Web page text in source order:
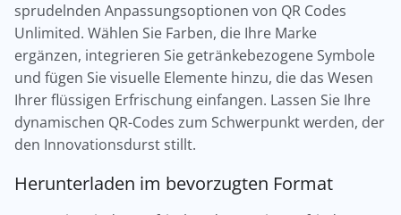
sprudelnden Anpassungsoptionen von QR Codes
Unlimited. Wählen Sie Farben, die Ihre Marke
ergänzen, integrieren Sie getränkebezogene Symbole
und fügen Sie visuelle Elemente hinzu, die das Wesen
Ihrer flüssigen Erfrischung einfangen. Lassen Sie Ihre
dynamischen QR-Codes zum Schwerpunkt werden, der
den Innovationsdurst stillt.
Herunterladen im bevorzugten Format